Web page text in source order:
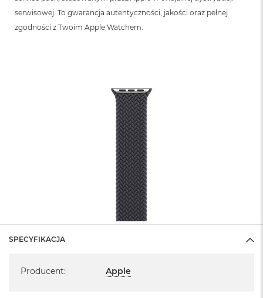
serwisowej. To gwarancja autentyczności, jakości oraz pełnej
zgodności z Twoim Apple Watchem.
SPECYFIKACJA
Producent: Apple